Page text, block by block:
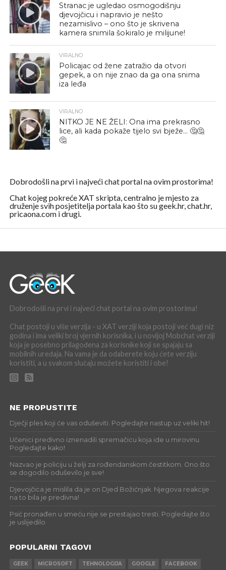
Stranac je ugledao osmogodišnju
djevojčicu i napravio je nešto
nezamislivo – ono što je skrivena
kamera snimila šokiralo je milijune!
VIRALNO
Policajac od žene zatražio da otvori
gepek, a on nije znao da ga ona snima
iza leđa
VIRALNO
NITKO JE NE ŽELI: Ona ima prekrasno
lice, ali kada pokaže tijelo svi bježe… 🤔🤔
🤔
Dobrodošli na prvi i najveći chat portal na ovim prostorima!
Chat kojeg pokreće XAT skripta, centralno je mjesto za
druženje svih posjetitelja portala kao što su geek.hr, chat.hr,
pricaona.com i drugi.
Dobrodošli na prvi i najveći chat portal na ovim prostorima!
Chat postoji u više verzija - u XAT verziji koja postoji već dugi niz
godina i ima veliki broj vjernih korisnika, i u novijoj Mobchat verziji
koja je posebno prilagođena za korisnike koji se spajaju sa
mobilnih uređaja. Na vama je da odaberete koju ćete verziju
koristiti, a u svakom slučaju možete koristiti i obe!
NE PROPUSTITE
Dječji ples koji će vas oduševiti. Pogledajte nastup uz veliki hit!
Učenici predivno iznenadili spremačicu koja ide u mirovinu.
Pogledajte kako!
Nazvao je policiju u želji za rođendanskom čestitkom. Ono što
se dogodilo oduševilo je sve!
Djevojčica je mislila da je on Djed Božićnjak. Njegova reakcije
na to bila je predivna!
Psić pronađen u smeću nije se prestajao tresti. Pogledajte što
je uslijedilo
POPULARNI TAGOVI
GEEK MICROSOFT TEHNOLOGIJA GOOGLE FACEBOOK